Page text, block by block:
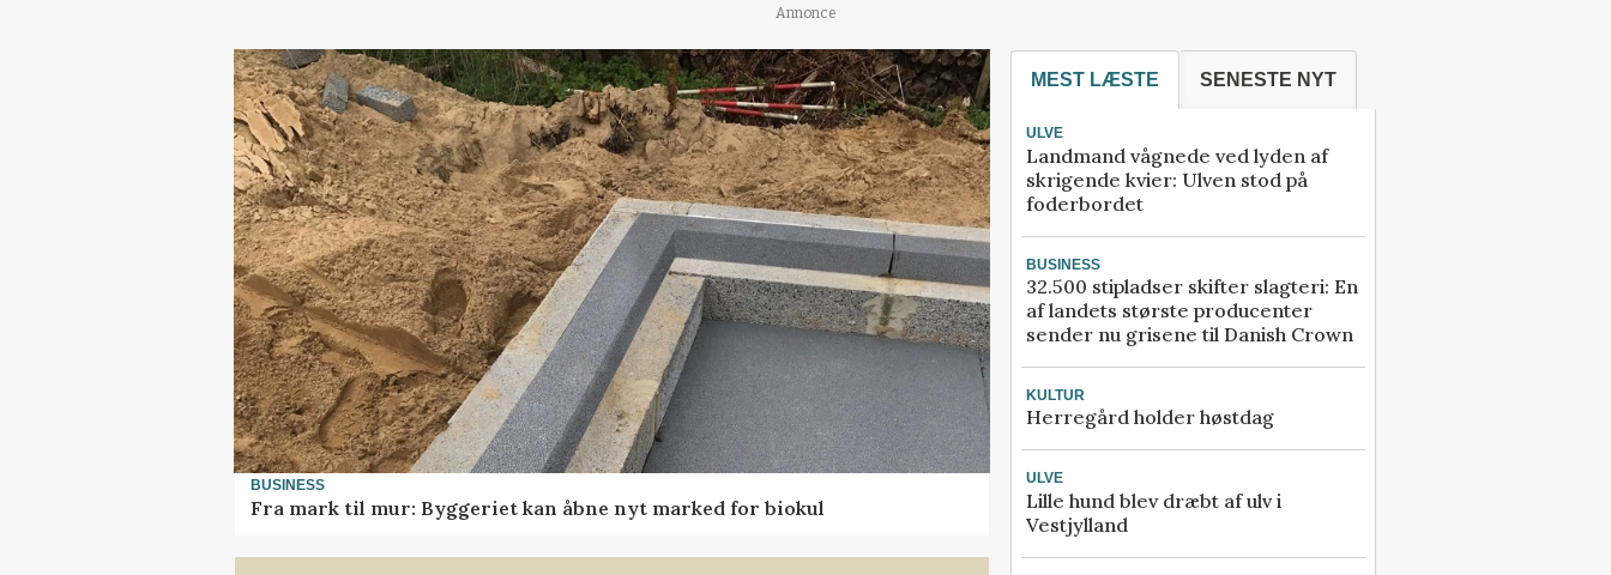
Annonce
BUSINESS
Fra mark til mur: Byggeriet kan åbne nyt marked for biokul
MEST LÆSTE SENESTE NYT
ULVE
Landmand vågnede ved lyden af
skrigende kvier: Ulven stod på
foderbordet
BUSINESS
32.500 stipladser skifter slagteri: En
af landets største producenter
sender nu grisene til Danish Crown
KULTUR
Herregård holder høstdag
ULVE
Lille hund blev dræbt af ulv i
Vestjylland